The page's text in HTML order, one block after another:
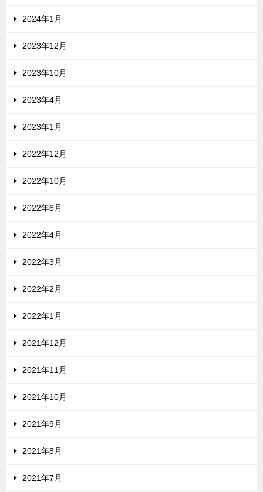
2024年1月
2023年12月
2023年10月
2023年4月
2023年1月
2022年12月
2022年10月
2022年6月
2022年4月
2022年3月
2022年2月
2022年1月
2021年12月
2021年11月
2021年10月
2021年9月
2021年8月
2021年7月